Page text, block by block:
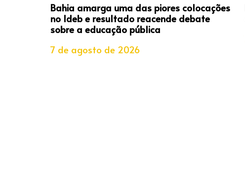
Bahia amarga uma das piores colocações
no Ideb e resultado reacende debate
sobre a educação pública
7 de agosto de 2026